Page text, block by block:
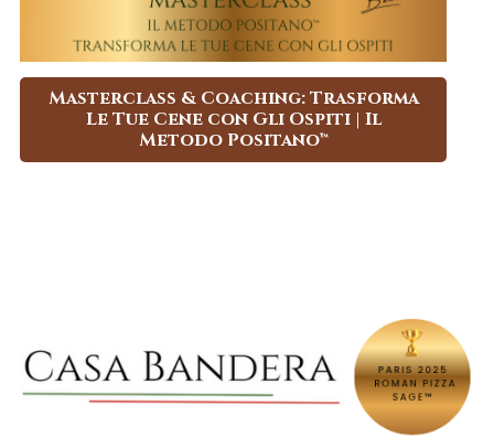
Masterclass & Coaching: Trasforma
Le Tue Cene con Gli Ospiti | Il
Metodo Positano™